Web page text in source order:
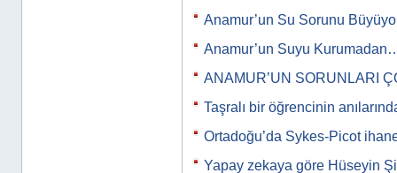
Anamur’un Su Sorunu
Anamur’un Suyu
ANAMUR’UN SORUNLARI
Taşralı bir öğrencinin
Ortadoğu’da Sykes-Picot
Yapay zekaya göre Hüseyin